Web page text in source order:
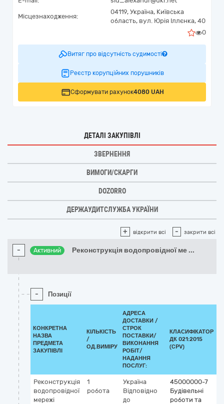
Місцезнаходження:
04119, Україна, Київська
область, вул. Юрія Іллєнка, 40
0
Витяг про відсутність судимості
Реєстр корупційних порушників
Сформувати рахунок4080 UAH
ДЕТАЛІ ЗАКУПІВЛІ
ЗВЕРНЕННЯ
ВИМОГИ/СКАРГИ
DOZORRO
ДЕРЖАУДИТСЛУЖБА УКРАЇНИ
+ відкрити всі - закрити всі
- Активний Реконструкція водопровідної ме ...
- Позиції
КОНКРЕТНА
НАЗВА
ПРЕДМЕТА
ЗАКУПІВЛІ
КІЛЬКІСТЬ
/
ОД.ВИМІРУ
АДРЕСА
ДОСТАВКИ /
СТРОК
ПОСТАВКИ/
ВИКОНАННЯ
РОБІТ/
НАДАННЯ
ПОСЛУГ:
КЛАСИФІКАТОР
ДК 021:2015
(CPV)
Реконструкція
водопровідної
мережі
1
робота
Україна
Відповідно
до
45000000-7
Будівельні
роботи та